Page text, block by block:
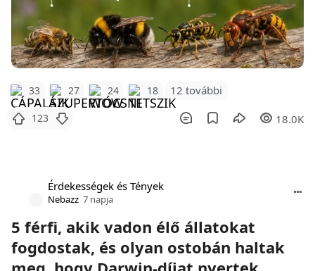
33 27 24 18 12 további
123 18.0K
Érdekességek és Tények
Nebazz 7 napja
5 férfi, akik vadon élő állatokat
fogdostak, és olyan ostobán haltak